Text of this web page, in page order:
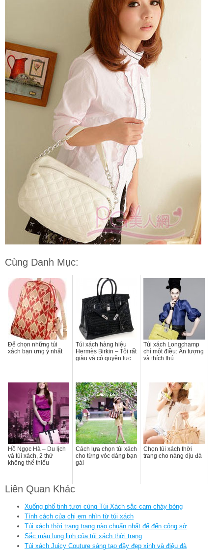
Cùng Danh Mục:
Để chọn những túi
xách bạn ưng ý nhất
Túi xách hàng hiệu
Hermès Birkin – Tôi rất
giàu và có quyền lực
Túi xách Longchamp
chỉ một điều: Ấn tượng
và thích thú
Hồ Ngọc Hà – Du lịch
và túi xách, 2 thứ
không thể thiếu
Cách lựa chọn túi xách
cho từng vóc dáng bạn
gái
Chọn túi xách thời
trang cho nàng dịu đà
Liên Quan Khác
Xuống phố tinh tươi cùng Túi Xách sắc cam cháy bỏng
Tính cách của chị em nhìn từ túi xách
Túi xách thời trang trang nào chuẩn nhất để đến công sở
Sắc màu lung linh của túi xách thời trang
Túi xách Juicy Couture sáng tạo đầy đẹp xinh và điệu đà